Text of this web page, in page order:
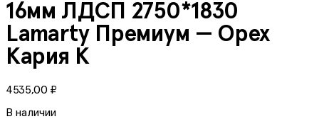
16мм ЛДСП 2750*1830
Lamarty Премиум — Орех
Кария К
4535,00 ₽
В наличии